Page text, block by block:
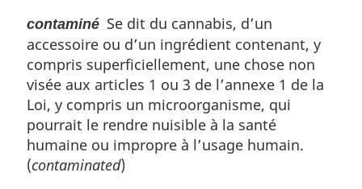
contaminé Se dit du cannabis, d’un
accessoire ou d’un ingrédient contenant, y
compris superficiellement, une chose non
visée aux articles 1 ou 3 de l’annexe 1 de la
Loi, y compris un microorganisme, qui
pourrait le rendre nuisible à la santé
humaine ou impropre à l’usage humain.
(contaminated)